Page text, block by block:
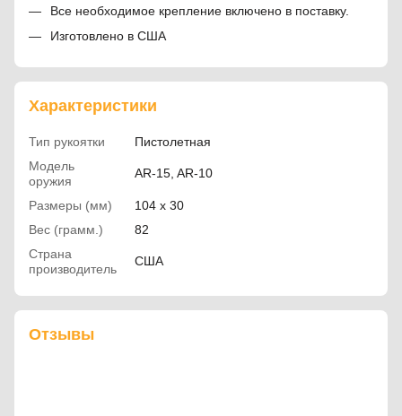
Все необходимое крепление включено в поставку.
Изготовлено в США
Характеристики
Тип рукоятки
Пистолетная
Модель
оружия
AR-15, AR-10
Размеры (мм)
104 х 30
Вес (грамм.)
82
Страна
производитель
США
Отзывы